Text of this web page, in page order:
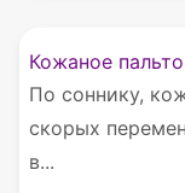
Кожаное пальто
По соннику,
скорых
в...